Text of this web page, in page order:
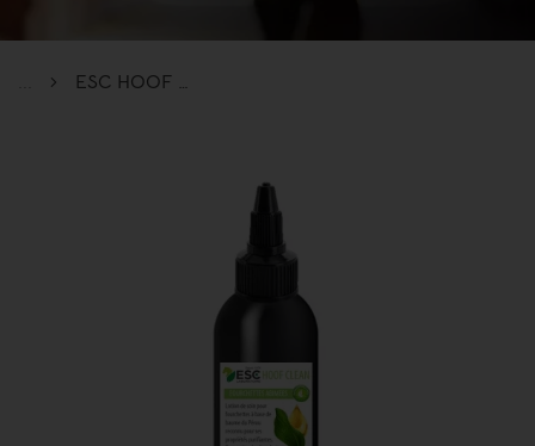
ESC HOOF CLEAN – Lotion purifiante pour fourchettes abîmées